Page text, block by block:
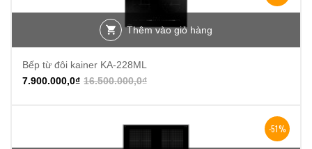
Thêm vào giỏ hàng
Bếp từ đôi kainer KA-228ML
16.500.000,0₫
7.900.000,0₫
-51%